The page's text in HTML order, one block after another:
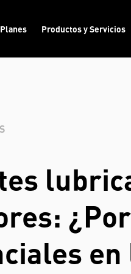
Planes Productos y Servicios